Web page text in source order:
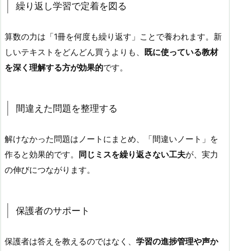
繰り返し学習で定着を図る
算数の力は「1冊を何度も繰り返す」ことで養われます。新
しいテキストをどんどん買うよりも、 既に使っている教材
を深く理解する方が効果的です。
間違えた問題を整理する
解けなかった問題はノートにまとめ、「間違いノート」を
作ると効果的です。
同じミスを繰り返さない工夫が、実力
の伸びにつながります。
保護者のサポート
保護者は答えを教えるのではなく、 学習の進捗管理や声か